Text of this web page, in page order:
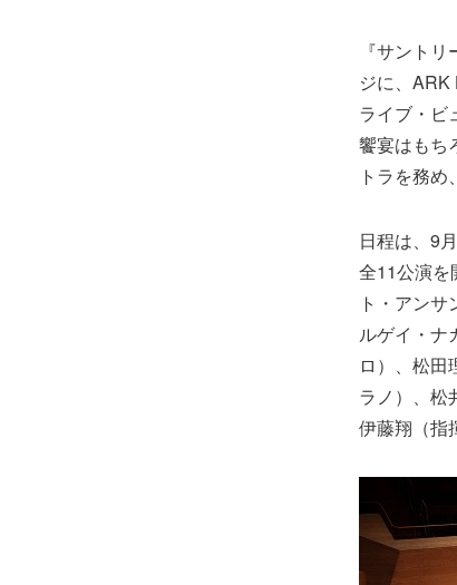
『サント
ジに、
ライブ・ビ
饗宴はもち
トラを務
日程は、9
全11公演を
ト・アン
ルゲイ・ナ
ロ）、松
ラノ）、松
伊藤翔（指